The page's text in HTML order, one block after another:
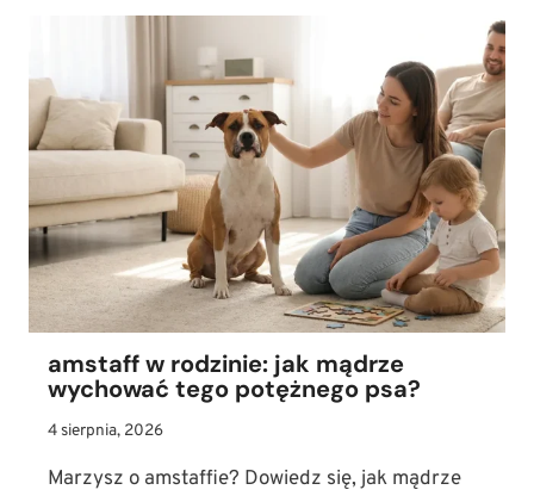
U
JAK
KROK
PO
KROKU
NAUCZYĆ
PUPILA
ZOSTAWANIA
SAMEMU?
amstaff w rodzinie: jak mądrze
wychować tego potężnego psa?
4 sierpnia, 2026
Marzysz o amstaffie? Dowiedz się, jak mądrze